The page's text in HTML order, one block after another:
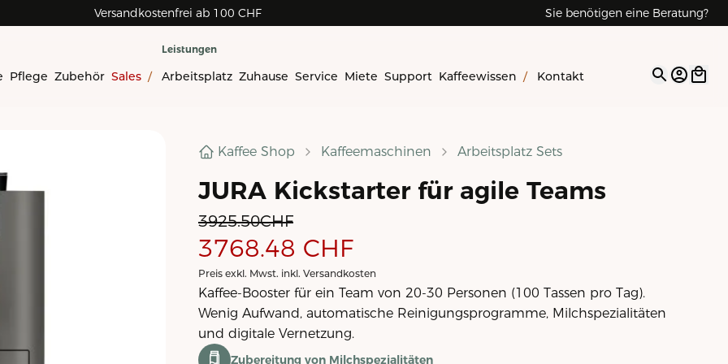
Versandkostenfrei ab 100 CHF Sie benötigen eine Beratung?
Pflege Zubehör Sales /
Leistungen
Arbeitsplatz Zuhause Service Miete Support Kaffeewissen / Kontakt Open
Kaffee Shop Kaffeemaschinen Arbeitsplatz Sets
JURA Kickstarter für agile Teams
3925.50CHF
3768.48 CHF
Preis exkl. Mwst. inkl. Versandkosten
Kaffee-Booster für ein Team von 20-30 Personen (100 Tassen pro Tag).
Wenig Aufwand, automatische Reinigungsprogramme, Milchspezialitäten
und digitale Vernetzung.
Zubereitung von Milchspezialitäten